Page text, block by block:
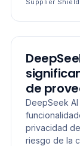
Supplier Shield
de
DeepSeek
privacidad
riesgo de la